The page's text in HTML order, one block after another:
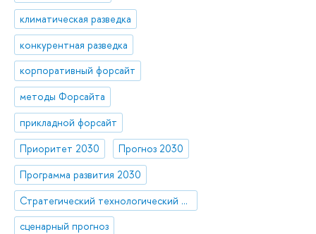
климатическая разведка
конкурентная разведка
корпоративный форсайт
методы Форсайта
прикладной форсайт
Приоритет 2030
Прогноз 2030
Программа развития 2030
Стратегический технологический проект «Национальный центр социально-экономического и научно-технологического прогнозирования»
сценарный прогноз